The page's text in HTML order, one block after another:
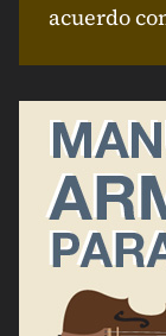
acuerdo